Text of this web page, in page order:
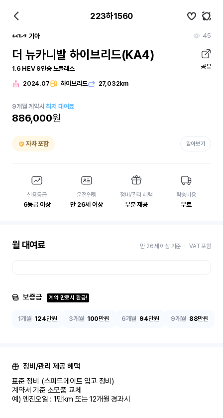
223하1560
기아 45
더 뉴카니발 하이브리드(KA4)
1.6 HEV 9인승 노블레스 공유
2024.07 하이브리드 27,032km
9개월 계약시최저 대여료
886,000원
자차 포함 알아보기
신용등급
6등급 이상
운전연령
만 26세 이상
정비/관리 혜택
부분 제공
탁송비용
무료
월 대여료 만 26세 이상 기준 VAT 포함
보증금 계약 만료시 환급!
1개월 124만원 3개월 100만원 6개월 94만원 9개월 88만원
정비/관리 제공 혜택
표준 정비 (스피드메이트 입고 정비)
계약서 기준 소모품 교체
예) 엔진오일 : 1만km 또는 12개월 경과시